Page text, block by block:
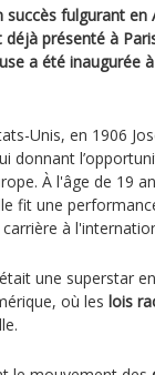
succès fulgurant
présenté à
a été inaugurée
Unis, en 1906
donnant
À l'âge de 19
fit une
à
une superstar
où les lois